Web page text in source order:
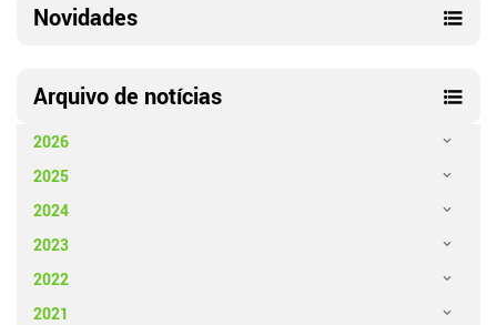
Novidades
Arquivo de notícias
2026
2025
2024
2023
2022
2021